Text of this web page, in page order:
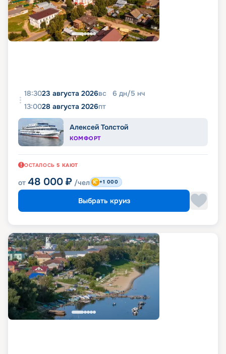
18:3023 августа 2026вс 6 дн/5 нч
13:0028 августа 2026пт
Алексей Толстой
КОМФОРТ
ОСТАЛОСЬ 5 КАЮТ
от 48 000 ₽ /чел +1 000
Выбрать круиз